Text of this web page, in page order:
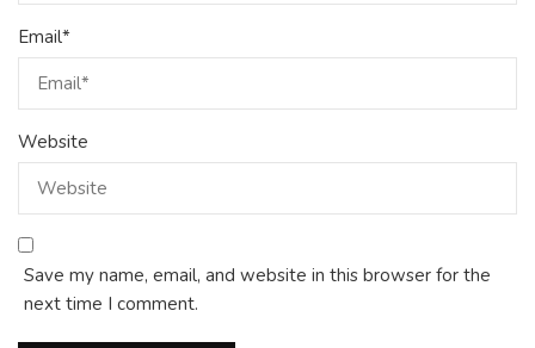
Email*
Website
Save my name, email, and website in this browser for the
next time I comment.